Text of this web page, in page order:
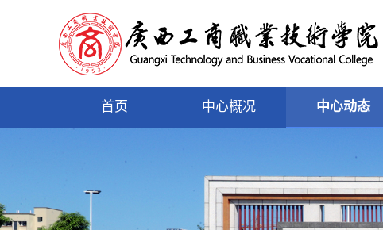
首页 中心概况 中心动态